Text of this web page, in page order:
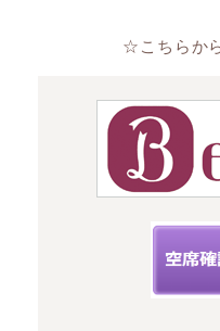
☆こちらか